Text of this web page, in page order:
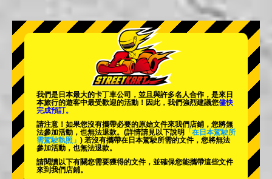
公司 預訂
更換店鋪
東京 秋葉原 #2
東京 澀谷附店 東京灣
東京 淺草 大阪
沖繩
我們是日本最大的卡丁車公司，並且與許多名人合作，是來日
本旅行的遊客中最受歡迎的活動 ！因此，我們強烈建議您儘快
完成預訂。
請注意！如果您沒有攜帶必要的原始文件來我們店鋪，您將無
法參加活動，也無法退款。 (詳情請見以下說明
「在日本駕駛所
需駕駛執照」 ) 若沒有攜帶在日本駕駛所需的文件，您將無法
參加活動，也無法退款。
請閱讀以下有關您需要獲得的文件，並確保您能攜帶這些文件
來到我們店鋪。